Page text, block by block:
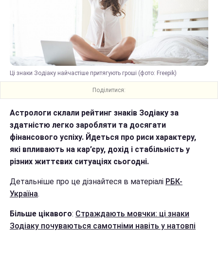
Ці знаки Зодіаку найчастіше притягують гроші (фото: Freepik)
Поділитися:
Астрологи склали рейтинг знаків Зодіаку за
здатністю легко заробляти та досягати
фінансового успіху. Йдеться про риси характеру,
які впливають на кар’єру, дохід і стабільність у
різних життєвих ситуаціях сьогодні.
Детальніше про це дізнайтеся в матеріалі РБК-
Україна.
Більше цікавого: Страждають мовчки: ці знаки
Зодіаку почуваються самотніми навіть у натовпі